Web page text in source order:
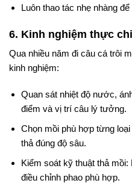
Luôn thao tác nhẹ nhàng
6. Kinh nghiệm thực
Qua nhiều năm đi câu cá trôi
kinh nghiệm:
Quan sát nhiệt độ nước,
điểm và vị trí câu lý tưởng.
Chọn mồi phù hợp từng
thả đúng độ sâu.
Kiểm soát kỹ thuật thả
điều chỉnh phao phù hợp.